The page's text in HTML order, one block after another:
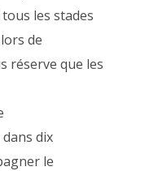
les stades
de
réserve que les
dix
le